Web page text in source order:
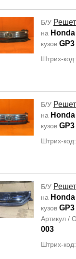
Б/У
на
кузов GP3
Штрих-
Б/У
на
кузов GP3
Штрих-
Б/У
на
кузов GP3
Артикул /
003
Штрих-